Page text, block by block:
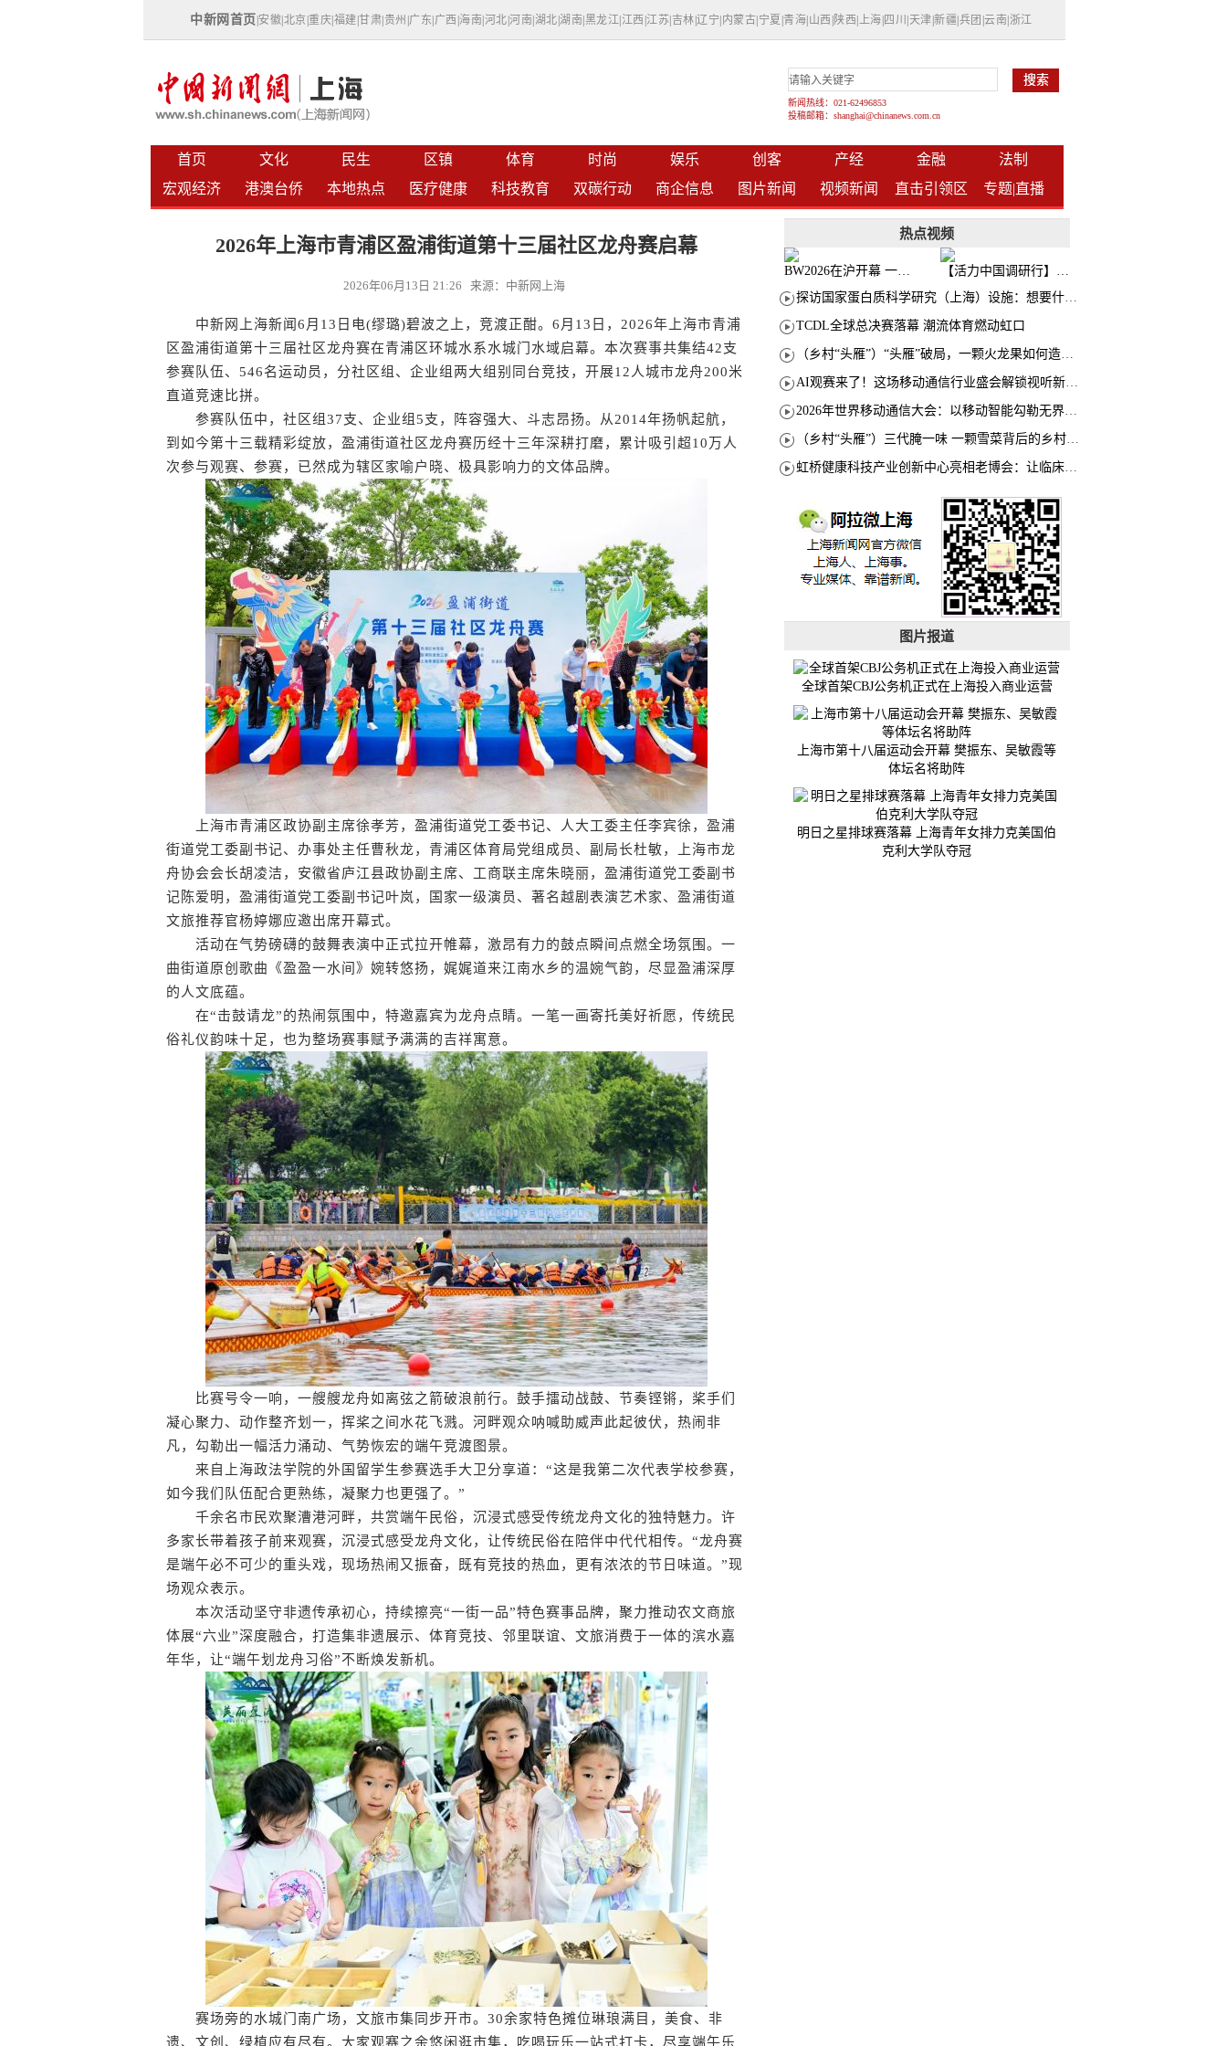
中新网首页 安徽 北京 |重庆 福建 |甘肃 贵州 广东 广西 海南 河北 |河南 湖北 |湖南 黑龙江 江西 江苏 吉林 |辽宁 内蒙古 宁夏 青海 山西 陕西 上海 四川 天津 |新疆 兵团 |云南 浙江
新闻热线：021-62496853
投稿邮箱：shanghai@chinanews.com.cn
首页 文化 民生 区镇 体育 时尚 娱乐 创客 产经 金融
法制
宏观经济
港澳台侨 本地热点 医疗健康 科技教育 双碳行动 商企信息 图片新闻 视频新闻 直击引领区 专题|直播
2026年上海市青浦区盈浦街道第十三届社区龙舟赛启幕
2026年06月13日 21:26 来源：中新网上海
中新网上海新闻6月13日电(缪璐)碧波之上，竞渡正酣。6月13日，2026年上海市青浦
区盈浦街道第十三届社区龙舟赛在青浦区环城水系水城门水域启幕。本次赛事共集结42支
参赛队伍、546名运动员，分社区组、企业组两大组别同台竞技，开展12人城市龙舟200米
直道竞速比拼。
参赛队伍中，社区组37支、企业组5支，阵容强大、斗志昂扬。从2014年扬帆起航，
到如今第十三载精彩绽放，盈浦街道社区龙舟赛历经十三年深耕打磨，累计吸引超10万人
次参与观赛、参赛，已然成为辖区家喻户晓、极具影响力的文体品牌。
上海市青浦区政协副主席徐孝芳，盈浦街道党工委书记、人大工委主任李宾徐，盈浦
街道党工委副书记、办事处主任曹秋龙，青浦区体育局党组成员、副局长杜敏，上海市龙
舟协会会长胡凌洁，安徽省庐江县政协副主席、工商联主席朱晓丽，盈浦街道党工委副书
记陈爱明，盈浦街道党工委副书记叶岚，国家一级演员、著名越剧表演艺术家、盈浦街道
文旅推荐官杨婷娜应邀出席开幕式。
活动在气势磅礴的鼓舞表演中正式拉开帷幕，激昂有力的鼓点瞬间点燃全场氛围。一
曲街道原创歌曲《盈盈一水间》婉转悠扬，娓娓道来江南水乡的温婉气韵，尽显盈浦深厚
的人文底蕴。
在“击鼓请龙”的热闹氛围中，特邀嘉宾为龙舟点睛。一笔一画寄托美好祈愿，传统民
俗礼仪韵味十足，也为整场赛事赋予满满的吉祥寓意。
比赛号令一响，一艘艘龙舟如离弦之箭破浪前行。鼓手擂动战鼓、节奏铿锵，桨手们
凝心聚力、动作整齐划一，挥桨之间水花飞溅。河畔观众呐喊助威声此起彼伏，热闹非
凡，勾勒出一幅活力涌动、气势恢宏的端午竞渡图景。
来自上海政法学院的外国留学生参赛选手大卫分享道：“这是我第二次代表学校参赛，
如今我们队伍配合更熟练，凝聚力也更强了。”
千余名市民欢聚漕港河畔，共赏端午民俗，沉浸式感受传统龙舟文化的独特魅力。许
多家长带着孩子前来观赛，沉浸式感受龙舟文化，让传统民俗在陪伴中代代相传。“龙舟赛
是端午必不可少的重头戏，现场热闹又振奋，既有竞技的热血，更有浓浓的节日味道。”现
场观众表示。
本次活动坚守非遗传承初心，持续擦亮“一街一品”特色赛事品牌，聚力推动农文商旅
体展“六业”深度融合，打造集非遗展示、体育竞技、邻里联谊、文旅消费于一体的滨水嘉
年华，让“端午划龙舟习俗”不断焕发新机。
赛场旁的水城门南广场，文旅市集同步开市。30余家特色摊位琳琅满目，美食、非
遗、文创、绿植应有尽有。大家观赛之余悠闲逛市集，吃喝玩乐一站式打卡，尽享端午乐
热点视频
BW2026在沪开幕 一众次元品牌集中发布全新企划
【活力中国调研行】上海机器人研究院以技术标准撬动长三角智造协同
探访国家蛋白质科学研究（上海）设施：想要什么蛋白 AI直接设计合成
TCDL全球总决赛落幕 潮流体育燃动虹口
（乡村“头雁”）“头雁”破局，一颗火龙果如何造就沪上乡村特色产业化路径
AI观赛来了！这场移动通信行业盛会解锁视听新玩法
2026年世界移动通信大会：以移动智能勾勒无界普惠新愿景
（乡村“头雁”）三代腌一味 一颗雪菜背后的乡村致富经
虹桥健康科技产业创新中心亮相老博会：让临床“需求”定义银发经济新生态
图片报道
全球首架CBJ公务机正式在上海投入商业运营
上海市第十八届运动会开幕 樊振东、吴敏霞等
体坛名将助阵
明日之星排球赛落幕 上海青年女排力克美国伯
克利大学队夺冠